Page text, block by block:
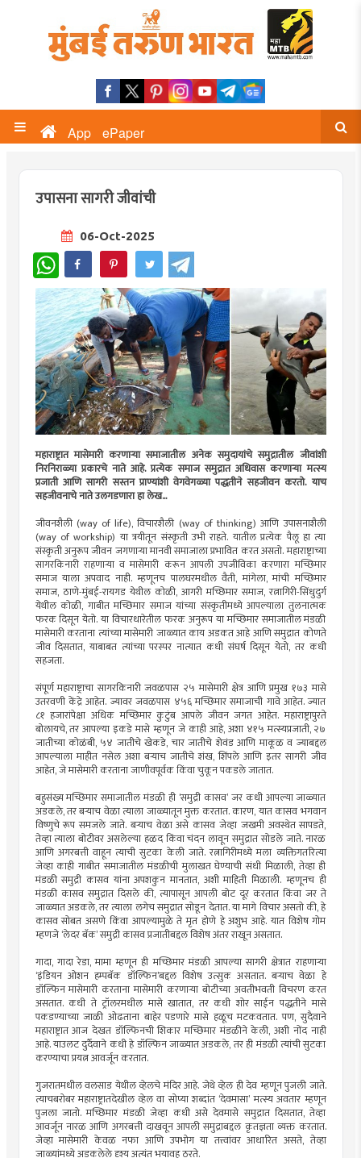
App ePaper
उपासना सागरी जीवांची
06-Oct-2025
WhatsApp
महाराष्ट्रात मासेमारी करणार्‍या समाजातील अनेक समुदायांचे समुद्रातील जीवांशी
निरनिराळ्या प्रकारचे नाते आहे. प्रत्येक समाज समुद्रात अधिवास करणार्‍या मत्स्य
प्रजाती आणि सागरी सस्तन प्राण्यांशी वेगवेगळ्या पद्धतीने सहजीवन करतो. याच
सहजीवनाचे नाते उलगडणारा हा लेख...
जीवनशैली (way of life), विचारशैली (way of thinking) आणि उपासनाशैली
(way of workship) या त्रयीतून संस्कृती उभी राहते. यातील प्रत्येक पैलू हा त्या
संस्कृती अनुरूप जीवन जगणार्‍या मानवी समाजाला प्रभावित करत असतो. महाराष्ट्राच्या
सागरकिनारी राहणार्‍या व मासेमारी करून आपली उपजीविका करणारा मच्छिमार
समाज याला अपवाद नाही. म्हणूनच पालघरमधील वैती, मांगेला, मांची मच्छिमार
समाज, ठाणे-मुंबई-रायगड येथील कोळी, आगरी मच्छिमार समाज, रत्नागिरी-सिंधुदुर्ग
येथील कोळी, गाबीत मच्छिमार समाज यांच्या संस्कृतीमध्ये आपल्याला तुलनात्मक
फरक दिसून येतो. या विचारधारेतील फरक अनुरूप या मच्छिमार समाजातील मंडळी
मासेमारी करताना त्यांच्या मासेमारी जाळ्यात काय अडकत आहे आणि समुद्रात कोणते
जीव दिसतात, याबाबत त्यांच्या परस्पर नात्यात कधी संघर्ष दिसून येतो, तर कधी
सहजता.
संपूर्ण महाराष्ट्राचा सागरकिनारी जवळपास २५ मासेमारी क्षेत्र आणि प्रमुख १७३ मासे
उतरवणी केंद्रे आहेत. ज्यावर जवळपास ४५६ मच्छिमार समाजाची गावे आहेत. ज्यात
८१ हजारांपेक्षा अधिक मच्छिमार कुटुंब आपले जीवन जगत आहेत. महाराष्ट्रापुरते
बोलायचे, तर आपल्या इकडे मासे म्हणून जे काही आहे, अशा ४१५ मत्स्यप्रजाती, २७
जातीच्या कोळंबी, ५४ जातीचे खेकडे, चार जातीचे शेवंड आणि माकूळ व ज्याबद्दल
आपल्याला माहीत नसेल अशा बर्‍याच जातीचे शंख, शिंपले आणि इतर सागरी जीव
आहेत, जे मासेमारी करताना जाणीवपूर्वक किंवा चुकून पकडले जातात.
बहुसंख्य मच्छिमार समाजातील मंडळी ही ‘समुद्री कासव’ जर कधी आपल्या जाळ्यात
अडकले, तर बर्‍याच वेळा त्याला जाळ्यातून मुक्त करतात. कारण, यात कासव भगवान
विष्णुचे रूप समजले जाते. बर्‍याच वेळा असे कासव जेव्हा जखमी अवस्थेत सापडते,
तेव्हा त्याला बोटीवर असलेल्या हळद किंवा चंदन लावून समुद्रात सोडले जाते. नारळ
आणि अगरबत्ती वाहून त्याची सुटका केली जाते. रत्नागिरीमध्ये मला व्यक्तिगतरित्या
जेव्हा काही गाबीत समाजातील मंडळीची मुलाखत घेण्याची संधी मिळाली, तेव्हा ही
मंडळी समुद्री कासव यांना अपशकुन मानतात, अशी माहिती मिळाली. म्हणूनच ही
मंडळी कासव समुद्रात दिसले की, त्यापासून आपली बोट दूर करतात किंवा जर ते
जाळ्यात अडकले, तर त्याला लगेच समुद्रात सोडून देतात. या मागे विचार असतो की, हे
कासव सोबत असणे किंवा आपल्यामुळे ते मृत होणे हे अशुभ आहे. यात विशेष गोम
म्हणजे ‘लेदर बॅक’ समुद्री कासव प्रजातीबद्दल विशेष अंतर राखून असतात.
गादा, गादा रेडा, मामा म्हणून ही मच्छिमार मंडळी आपल्या सागरी क्षेत्रात राहणार्‍या
‘इंडियन ओशन हम्पबॅक डॉल्फिन’बद्दल विशेष उत्सुक असतात. बर्‍याच वेळा हे
डॉल्फिन मासेमारी करताना मासेमारी करणार्‍या बोटीच्या अवतीभवती विचरण करत
असतात. कधी ते ट्रॉलरमधील मासे खातात, तर कधी शोर साईन पद्धतीने मासे
पकडण्याच्या जाळी ओढताना बाहेर पडणारे मासे हळूच मटकवतात. पण, सुदैवाने
महाराष्ट्रात आज देखत डॉल्फिनची शिकार मच्छिमार मंडळीने केली, अशी नोंद नाही
आहे. याउलट दुर्दैवाने कधी हे डॉल्फिन जाळ्यात अडकले, तर ही मंडळी त्यांची सुटका
करण्याचा प्रयत्न आवर्जून करतात.
गुजरातमधील वलसाड येथील व्हेलचे मंदिर आहे. जेथे व्हेल ही देव म्हणून पुजली जाते.
त्याचबरोबर महाराष्ट्रातदेखील व्हेल वा सोप्या शब्दांत ‘देवमासा’ मत्स्य अवतार म्हणून
पुजला जातो. मच्छिमार मंडळी जेव्हा कधी असे देवमासे समुद्रात दिसतात, तेव्हा
आवर्जून नारळ आणि अगरबत्ती दाखवून आपली समुद्राबद्दल कृतज्ञता व्यक्त करतात.
जेव्हा मासेमारी केवळ नफा आणि उपभोग या तत्त्वांवर आधारित असते, तेव्हा
जाळ्यांमध्ये अडकलेले दृश्य अत्यंत भयावह ठरते.